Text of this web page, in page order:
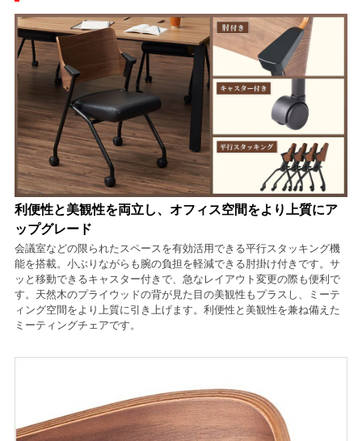
利便性と美観性を両立し、オフィス空間をより上質にア
ップグレード
会議室などの限られたスペースを有効活用できる平行スタッキング機
能を搭載。小ぶりながらも腕の負担を軽減できる肘掛け付きです。サ
ッと移動できるキャスター付きで、急なレイアウト変更の際も便利で
す。天然木のプライウッドの背が見た目の美観性もプラスし、ミーテ
ィング空間をより上質に引き上げます。利便性と美観性を兼ね備えた
ミーティングチェアです。